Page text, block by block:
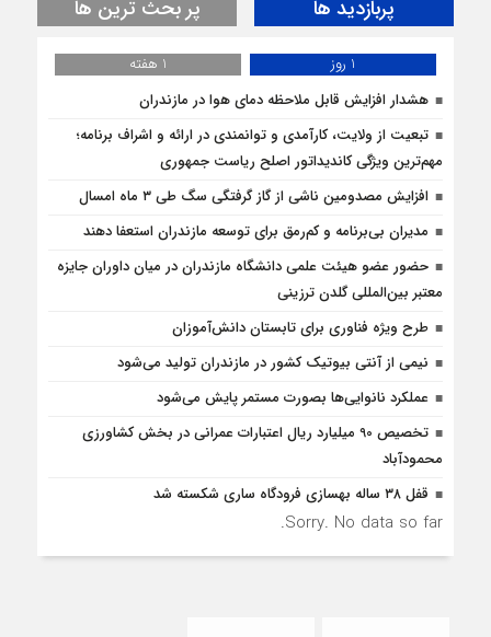
پربازدید ها پر بحث ترین ها
1 روز
1 هفته
هشدار افزایش قابل ملاحظه دمای هوا در مازندران
تبعیت از ولایت، کارآمدی و توانمندی در ارائه و اشراف برنامه؛
مهم‌ترین ویژگی کاندیداتور اصلح ریاست جمهوری
افزایش مصدومین ناشی از گاز گرفتگی سگ طی ۳ ماه امسال
مدیران بی‌برنامه و کم‌رمق برای توسعه مازندران استعفا دهند
حضور عضو هیئت علمی دانشگاه مازندران در میان داوران جایزه
معتبر بین‌المللی گلدن ترزینی
طرح ویژه فناوری برای تابستان دانش‌آموزان
نیمی از آنتی بیوتیک کشور در مازندران تولید می‌شود
عملکرد نانوایی‌ها بصورت مستمر پایش می‌شود
تخصیص 90 میلیارد ریال اعتبارات عمرانی در بخش کشاورزی
محمودآباد
قفل ۳۸ ساله بهسازی فرودگاه ساری شکسته شد
Sorry. No data so far.